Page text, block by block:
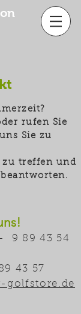
rufen Sie
Sie zu
zu treffen und
- 9 89 43 54
43 57
golfstore.de